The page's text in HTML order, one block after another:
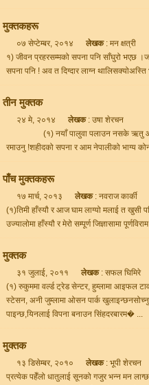
मुक्तकहरू
०७ सेप्टेम्बर, २०१४ लेखक: मन क्षत्री
१) जीवन प्रहरसम्मको सपना पनि साँघुरो भएछ
सपना पनि ! अव त दिग्दार लाग्न
तीन मुक्तक
२४ मे, २०१४ लेखक: उषा शेरचन
(१) नयाँ पालुवा पलाउन नसके ऋतु आउँदैमा
रमाउनु !शहीदको सपना र आम नेपालीको भाग्य
पाँच मुक्तकहरू
१७ मार्च, २०१३ लेखक: नवराज कार्की
(१)तिमी हाँस्यौ र आज घाम लाग्यो मलाई त खुसी
उज्यालोमा हाँस्यौ र मेरो सम्पूर्ण जिज्ञासामा
मुक्तक
३१ जुलाई, २०११ लेखक: सफल घिमिरे
(१) रुकुममा वर्ल्ड ट्रेड सेन्टर, हुम्लामा आइफल
स्टेसन, अनी जुम्लामा ओसन पार्क
पाइन्छ,यिनलाई विपना बनाउन सिंहदरबारम� ...
मुक्तक
१३ डिसेम्बर, २०१० लेखक: भूपी शेरचन
प्रत्येक पहेँलो धातुलाई सूनको गजुर भन्न मन